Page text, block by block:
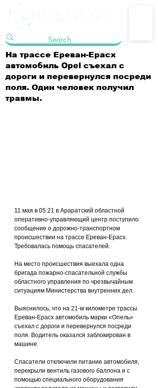
На трассе Ереван-Ерасх
автомобиль Opel съехал с
дороги и перевернулся посреди
поля. Один человек получил
травмы.
11 мая в 05:21 в Араратский областной
оперативно-управляющий центр поступило
сообщение о дорожно-транспортном
происшествии на трассе Ереван-Ерасх.
Требовалась помощь спасателей.
На место происшествия выехала одна
бригада пожарно-спасательной службы
областного управления по чрезвычайным
ситуациям Министерства внутренних дел.
Выяснилось, что на 21-м километре трассы
Ереван-Ерасх автомобиль марки «Опель»
съехал с дороги и перевернулся посреди
поля. Водитель оказался заблокирован в
машине.
Спасатели отключили питание автомобиля,
перекрыли вентиль газового баллона и с
помощью специального оборудования